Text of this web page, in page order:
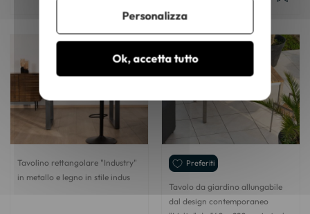
Tavolino rettangolare "Industry"
in metallo e legno in stile indus
Preferiti
Tavolo da giardino allungabile
dal design contemporaneo
Ok, accetta tutto
Personalizza